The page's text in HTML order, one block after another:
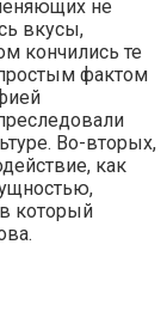
не
вкусы,
кончились те
фактом
Во-вторых,
как
который